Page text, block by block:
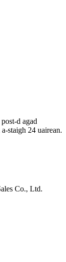
d agad
staigh 24 uairean.
Co., Ltd.